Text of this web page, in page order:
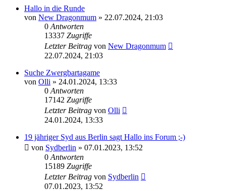
Hallo in die Runde
von New Dragonmum » 22.07.2024, 21:03
0 Antworten
13337 Zugriffe
Letzter Beitrag von New Dragonmum
22.07.2024, 21:03
Suche Zwergbartagame
von Olli » 24.01.2024, 13:33
0 Antworten
17142 Zugriffe
Letzter Beitrag von Olli
24.01.2024, 13:33
19 jähriger Syd aus Berlin sagt Hallo ins Forum ;-)
von Sydberlin » 07.01.2023, 13:52
0 Antworten
15189 Zugriffe
Letzter Beitrag von Sydberlin
07.01.2023, 13:52